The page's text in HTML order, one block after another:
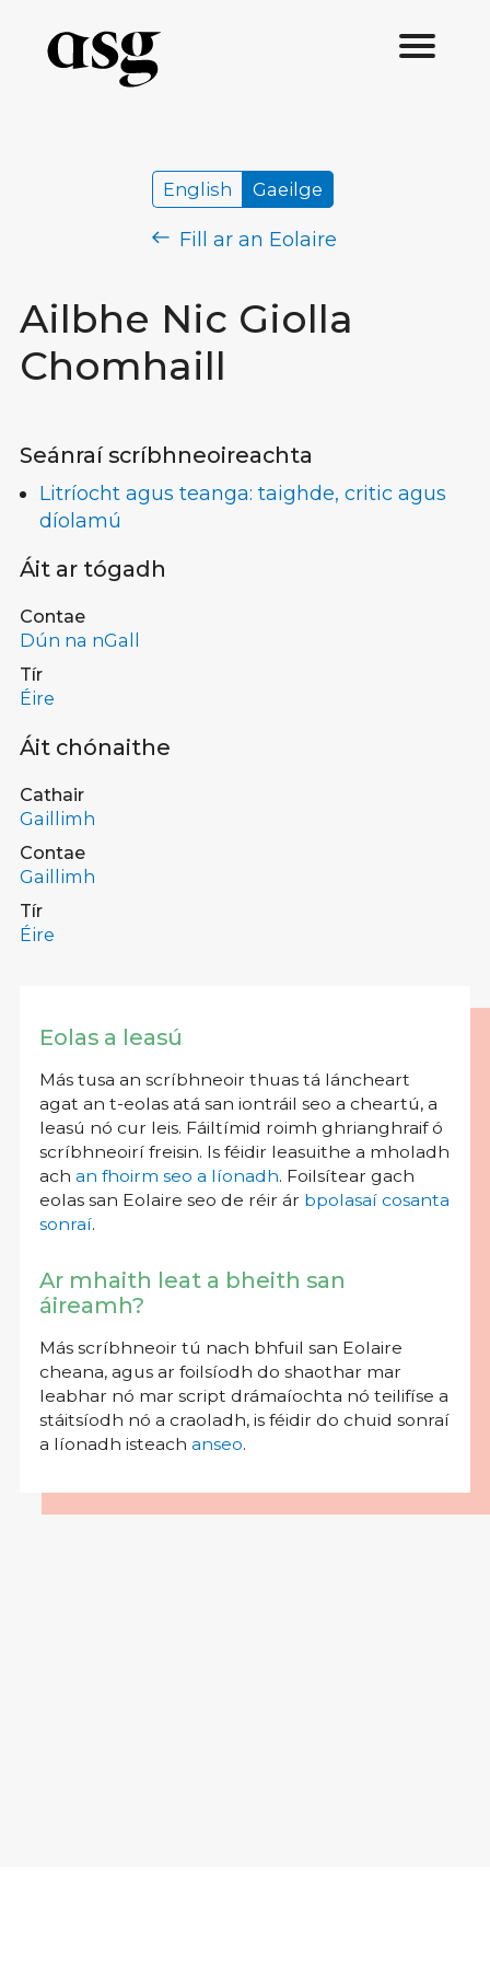
Ailbhe Nic Giolla
Chomhaill
English Gaeilge
Fill ar an Eolaire
Seánraí scríbhneoireachta
Litríocht agus teanga: taighde, critic agus
díolamú
Áit ar tógadh
Contae
Dún na nGall
Tír
Éire
Áit chónaithe
Cathair
Gaillimh
Contae
Gaillimh
Tír
Éire
Eolas a leasú
Más tusa an scríbhneoir thuas tá láncheart
agat an t-eolas atá san iontráil seo a cheartú, a
leasú nó cur leis. Fáiltímid roimh ghrianghraif ó
scríbhneoirí freisin. Is féidir leasuithe a mholadh
ach an fhoirm seo a líonadh. Foilsítear gach
eolas san Eolaire seo de réir ár bpolasaí cosanta
sonraí.
Ar mhaith leat a bheith san
áireamh?
Más scríbhneoir tú nach bhfuil san Eolaire
cheana, agus ar foilsíodh do shaothar mar
leabhar nó mar script drámaíochta nó teilifíse a
stáitsíodh nó a craoladh, is féidir do chuid sonraí
a líonadh isteach anseo.